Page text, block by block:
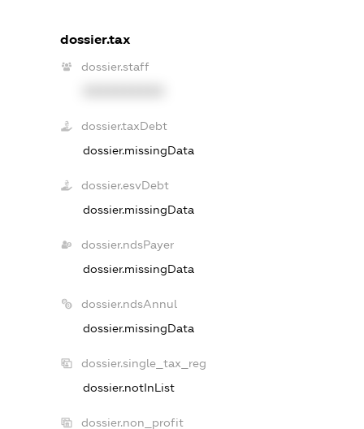
dossier.tax
dossier.staff
dossier.taxDebt
dossier.missingData
dossier.esvDebt
dossier.missingData
dossier.ndsPayer
dossier.missingData
dossier.ndsAnnul
dossier.missingData
dossier.single_tax_reg
dossier.notInList
dossier.non_profit